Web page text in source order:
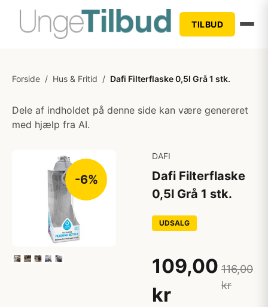
TILBUD
Forside / Hus & Fritid / Dafi Filterflaske 0,5l Grå 1 stk.
Dele af indholdet på denne side kan være genereret
med hjælp fra AI.
-6%
DAFI
Dafi Filterflaske
0,5l Grå 1 stk.
UDSALG
109,00
kr
116,00
kr